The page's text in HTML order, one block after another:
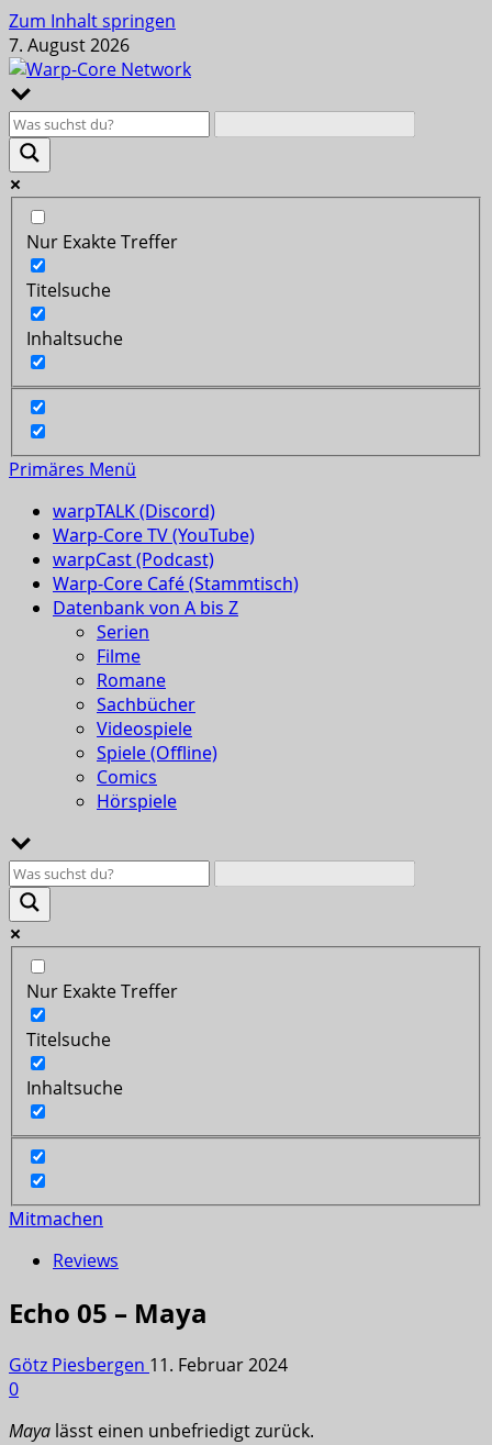
Zum Inhalt springen
7. August 2026
Nur Exakte Treffer
Titelsuche
Inhaltsuche
Primäres Menü
warpTALK (Discord)
Warp-Core TV (YouTube)
warpCast (Podcast)
Warp-Core Café (Stammtisch)
Datenbank von A bis Z
Serien
Filme
Romane
Sachbücher
Videospiele
Spiele (Offline)
Comics
Hörspiele
Nur Exakte Treffer
Titelsuche
Inhaltsuche
Mitmachen
Reviews
Echo 05 – Maya
Götz Piesbergen 11. Februar 2024
0
Maya lässt einen unbefriedigt zurück.